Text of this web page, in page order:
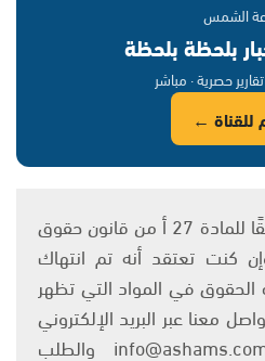
الشمس
بلحظة بلحظة
حصرية · مباشر
للقناة ←
يتم الاستخدام المواد وفقًا للمادة 27 أ من قانون حقوق
والنشر 2007، وإن كنت تعتقد أنه تم انتهاك
في المواد التي تظهر
معنا عبر البريد الإلكتروني
على العنوان التالي: info@ashams.com والطلب